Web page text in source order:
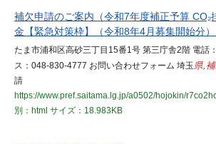
補欠申請のご案内（令和7年度補正予算 CO₂
金【緊急対策枠】（令和8年4月募集開始分）
たま市浦和区高砂三丁目15番1号 第三庁舎2階 電話
ス：048-830-4777 お問い合わせフォーム 埼玉県,
請
https://www.pref.saitama.lg.jp/a0502/hojokin/
別：html サイズ：18.983KB